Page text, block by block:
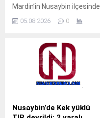
Mardin’in Nusaybin ilçesinde
çıkan kuru ot yangınında
gördü. Yangın, sabah
saatlerinde Nusaybin
ilçesine bağlı kırsal
Bahçebaşı Mahallesi’nde
sulama kanalı çevresinde
nedenle başlayan kuru ot
yangını, rüzgarın etkisiyle
05.08.2026 0
Nusaybin’de Kek yüklü